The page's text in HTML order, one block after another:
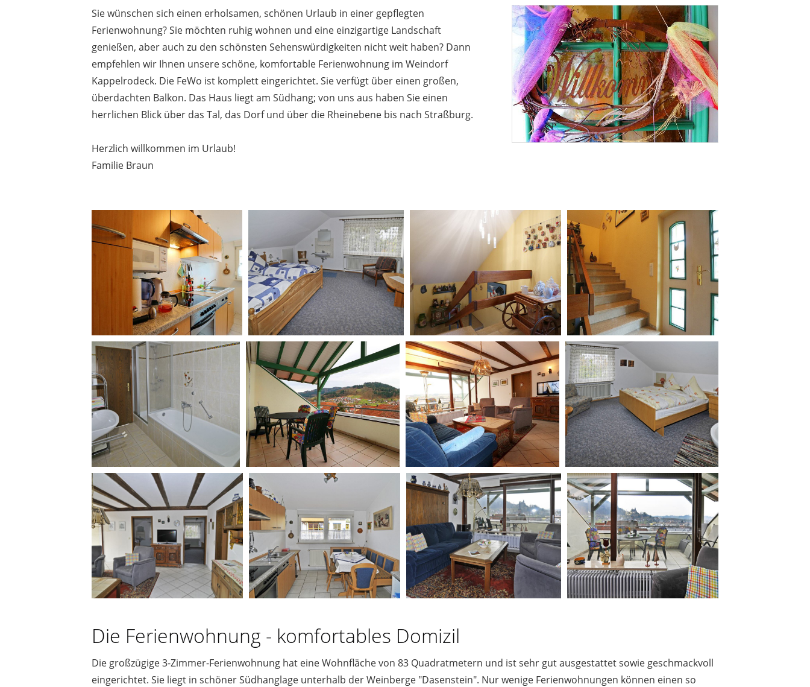
Sie wünschen sich einen erholsamen, schönen Urlaub in einer gepflegten
Ferienwohnung? Sie möchten ruhig wohnen und eine einzigartige Landschaft
genießen, aber auch zu den schönsten Sehenswürdigkeiten nicht weit haben? Dann
empfehlen wir Ihnen unsere schöne, komfortable Ferienwohnung im Weindorf
Kappelrodeck. Die FeWo ist komplett eingerichtet. Sie verfügt über einen großen,
überdachten Balkon. Das Haus liegt am Südhang; von uns aus haben Sie einen
herrlichen Blick über das Tal, das Dorf und über die Rheinebene bis nach Straßburg.
Herzlich willkommen im Urlaub!
Familie Braun
Die Ferienwohnung - komfortables Domizil
Die großzügige 3-Zimmer-Ferienwohnung hat eine Wohnfläche von 83 Quadratmetern und ist sehr gut ausgestattet sowie geschmackvoll
eingerichtet. Sie liegt in schöner Südhanglage unterhalb der Weinberge "Dasenstein". Nur wenige Ferienwohnungen können einen so